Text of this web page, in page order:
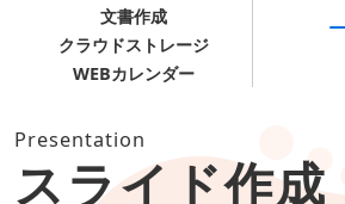
文書作成
クラウドストレージ
WEBカレンダー
Presentation
スライド作成